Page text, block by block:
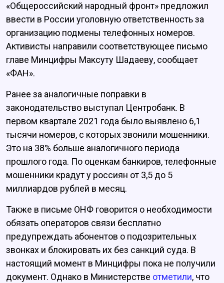
«Общероссийский народный фронт» предложил
ввести в России уголовную ответственность за
организацию подмены телефонных номеров.
Активисты направили соответствующее письмо
главе Минцифры Максуту Шадаеву, сообщает
«ФАН».
Ранее за аналогичные поправки в
законодательство выступал Центробанк. В
первом квартале 2021 года было выявлено 6,1
тысячи номеров, с которых звонили мошенники.
Это на 38% больше аналогичного периода
прошлого года. По оценкам банкиров, телефонные
мошенники крадут у россиян от 3,5 до 5
миллиардов рублей в месяц.
Также в письме ОНФ говорится о необходимости
обязать операторов связи бесплатно
предупреждать абонентов о подозрительных
звонках и блокировать их без санкций суда. В
настоящий момент в Минцифры пока не получили
документ. Однако в Министерстве отметили, что